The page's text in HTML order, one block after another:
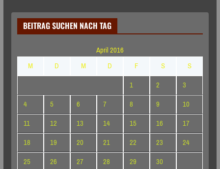
BEITRAG SUCHEN NACH TAG
April 2016
M
D M D F S
S
1
2
3
4
5 6 7 8 9
10
11
12 13 14 15 16
17
18
19 20 21 22 23
24
25
26 27 28 29
30